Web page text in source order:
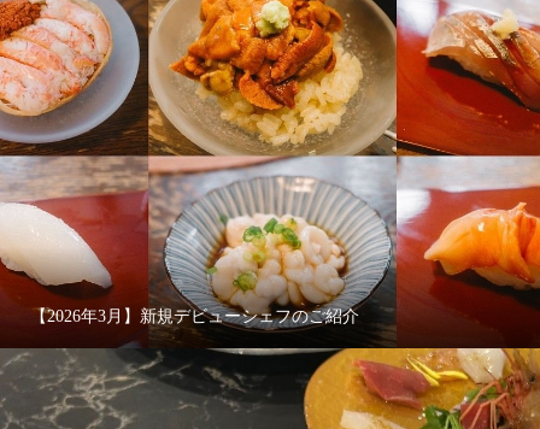
【2026年3月】新規デビューシェフのご紹介